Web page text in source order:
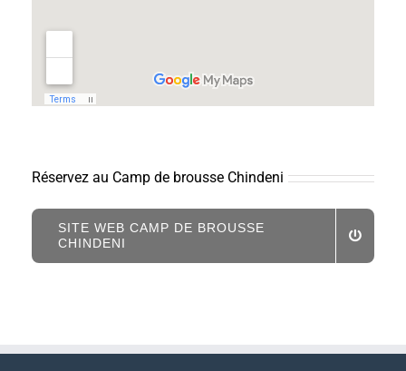
Réservez au Camp de brousse Chindeni
SITE WEB CAMP DE BROUSSE
CHINDENI